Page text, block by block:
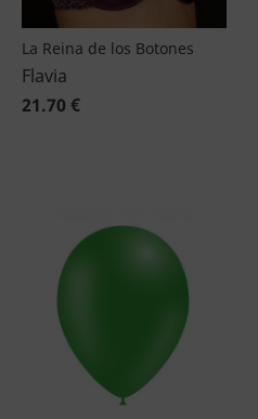
La Reina de los Botones
Flavia
21.70 €